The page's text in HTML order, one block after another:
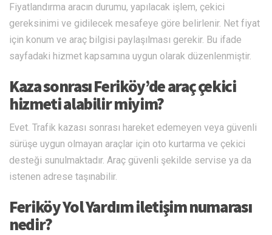
Fiyatlandırma aracın durumu, yapılacak işlem, çekici
gereksinimi ve gidilecek mesafeye göre belirlenir. Net fiyat
için konum ve araç bilgisi paylaşılması gerekir. Bu ifade
sayfadaki hizmet kapsamına uygun olarak düzenlenmiştir.
Kaza sonrası Feriköy’de araç çekici
hizmeti alabilir miyim?
Evet. Trafik kazası sonrası hareket edemeyen veya güvenli
sürüşe uygun olmayan araçlar için oto kurtarma ve çekici
desteği sunulmaktadır. Araç güvenli şekilde servise ya da
istenen adrese taşınabilir.
Feriköy Yol Yardım iletişim numarası
nedir?